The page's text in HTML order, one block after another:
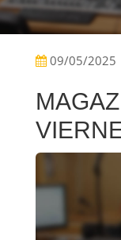
09/05/2025